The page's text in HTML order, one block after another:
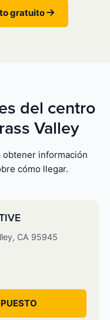
gratuito
del centro
Valley
obtener información
cómo llegar.
CA 95945